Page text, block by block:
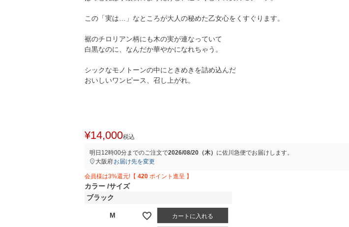
この「実は…」なところが大人の秘めた乙女心をくすぐります。
裾のチロリアン柄にも木の実が連なっていて
白黒なのに、なんだか華やかになれちゃう。
シックなモノトーンの中にときめきを詰め込んだ
おいしいワンピース、召し上がれ。
¥14,000税込
明日 12時00分までのご注文で2026/08/20（木） に佐川急便でお届けします。
大阪府お届け先を変更
会員様は3%還元!【 420 ポイント進呈 】
カラー サイズ
ブラック
M カートに入れる